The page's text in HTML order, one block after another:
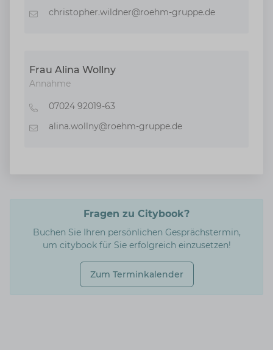
E-Mailchristopher.wildner@roehm-gruppe.de
Frau Alina Wollny
Annahme
Telefon07024 92019-63
E-Mailalina.wollny@roehm-gruppe.de
Fragen zu Citybook?
Buchen Sie Ihren persönlichen Gesprächstermin,
um citybook für Sie erfolgreich einzusetzen!
Zum Terminkalender